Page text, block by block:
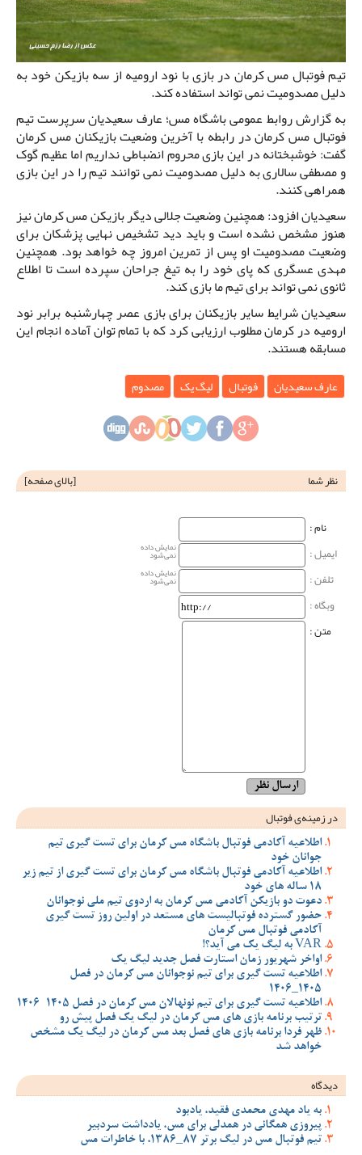
تیم فوتبال مس کرمان در بازی با نود ارومیه از سه بازیکن خود به
دلیل مصدومیت نمی تواند استفاده کند.
به گزارش روابط عمومی باشگاه مس؛ عارف سعیدیان سرپرست تیم
فوتبال مس کرمان در رابطه با آخرین وضعیت بازیکنان مس کرمان
گفت: خوشبختانه در این بازی محروم انضباطی نداریم اما عظیم گوک
و مصطفی سالاری به دلیل مصدومیت نمی توانند تیم را در این بازی
همراهی کنند.
سعیدیان افزود: همچنین وضعیت جلالی دیگر بازیکن مس کرمان نیز
هنوز مشخص نشده است و باید دید تشخیص نهایی پزشکان برای
وضعیت مصدومیت او پس از تمرین امروز چه خواهد بود. همچنین
مهدی عسگری که پای خود را به تیغ جراحان سپرده است تا اطلاع
ثانوی نمی تواند برای تیم ما بازی کند.
سعیدیان شرایط سایر بازیکنان برای بازی عصر چهارشنبه برابر نود
ارومیه در کرمان مطلوب ارزیابی کرد که با تمام توان آماده انجام این
مسابقه هستند.
عارف سعیدیان فوتبال لیگ یک مصدوم
نظر شما [بالای صفحه]
نام‌ :
ایمیل :
نمایش داده
نمی‌شود
تلفن : نمایش داده
نمی‌شود
وبگاه‌ :
متن :
در زمینه‌ی فوتبال
اطلاعیه آکادمی فوتبال باشگاه مس کرمان برای تست گیری تیم
جوانان خود
اطلاعیه آکادمی فوتبال باشگاه مس کرمان برای تست گیری از تیم زیر
18 ساله های خود
دعوت دو بازیکن آکادمی مس کرمان به اردوی تیم ملی نوجوانان
حضور گسترده فوتبالیست های مستعد در اولین روز تست گیری
آکادمی فوتبال مس کرمان
VAR به لیگ یک می آید؟!
اواخر شهریور زمان استارت فصل جدید لیگ یک
اطلاعیه تست گیری برای تیم نوجوانان مس کرمان در فصل
1405_1406
اطلاعیه تست گیری برای تیم نونهالان مس کرمان در فصل 1405-1406
ترتیب برنامه بازی های مس کرمان در لیگ یک فصل پیش رو
ظهر فردا برنامه بازی های فصل بعد مس کرمان در لیگ یک مشخص
خواهد شد
دیدگاه
به یاد مهدی محمدی فقید، یادبود
پیروزی همگانی در همدلی برای مس، یادداشت سردبیر
تیم فوتبال مس در لیگ برتر 87_1386، با خاطرات مس